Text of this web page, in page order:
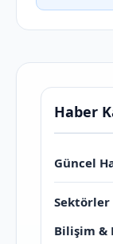
Haber
Güncel
Sektörler
Bilişim &